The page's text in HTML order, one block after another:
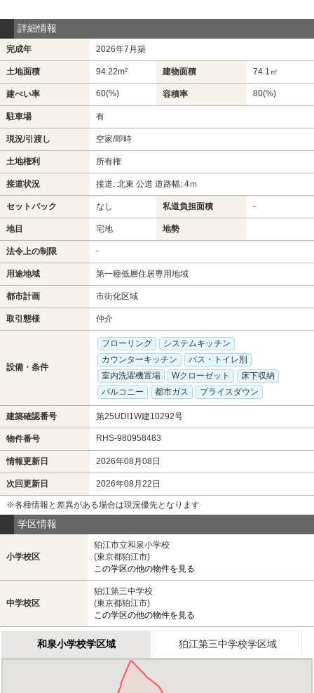
詳細情報
完成年 2026年7月築
土地面積 94.22m² 建物面積 74.1㎡
建ぺい率 60(%) 容積率 80(%)
駐車場 有
現況/引渡し 空家/即時
土地権利 所有権
接道状況 接道: 北東 公道 道路幅: 4ｍ
セットバック なし 私道負担面積 -
地目 宅地 地勢
法令上の制限 -
用途地域 第一種低層住居専用地域
都市計画 市街化区域
取引態様 仲介
設備・条件
フローリング
システムキッチン
カウンターキッチン
バス・トイレ別
室内洗濯機置場
Wクローゼット
床下収納
バルコニー
都市ガス プライスダウン
建築確認番号 第25UDI1W建10292号
物件番号 RHS-980958483
情報更新日 2026年08月08日
次回更新日 2026年08月22日
※各種情報と差異がある場合は現況優先となります
学区情報
小学校区
狛江市立和泉小学校
(東京都狛江市)
この学区の他の物件を見る
中学校区
狛江第三中学校
(東京都狛江市)
この学区の他の物件を見る
和泉小学校学区域 狛江第三中学校学区域